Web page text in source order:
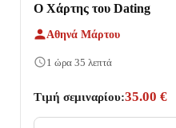
Ο Χάρτης του Dating
Αθηνά Μάρτου
1 ώρα 35 λεπτά
Τιμή σεμιναρίου:35.00 €